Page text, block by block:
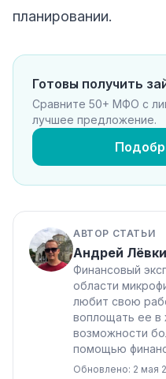
планировании.
Готовы получить
Сравните 50+ МФО с
лучшее предложение.
АВТОР СТАТЬИ
Андрей
Финансовый
области
любит свою
воплощать ее в
возможности
помощью
Обновлено: 2 мая